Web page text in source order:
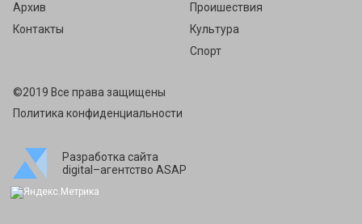
Архив
Контакты
Проишествия
Культура
Спорт
©2019 Все права защищены
Политика конфиденциальности
Разработка сайта
digital–агентство ASAP